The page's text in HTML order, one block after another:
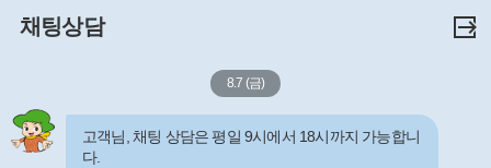
채팅상담
8.7 (금)
고객님, 채팅 상담은 평일 9시에서 18시까지 가능합니
다.